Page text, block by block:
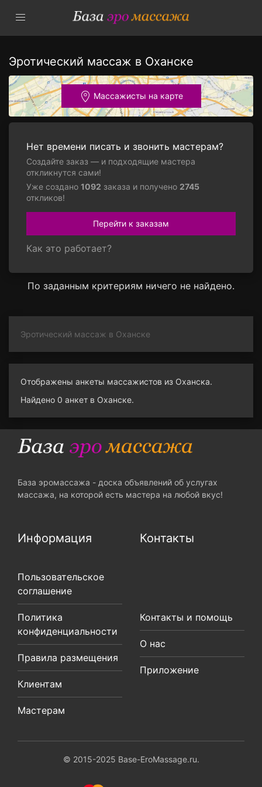
Эротический массаж в Оханске
Массажисты на карте
Нет времени писать и звонить мастерам?
Создайте заказ — и подходящие мастера
откликнутся сами!
Уже создано 1092 заказа и получено 2745
откликов!
Перейти к заказам
Как это работает?
По заданным критериям ничего не найдено.
Эротический массаж в Оханске
Отображены анкеты массажистов из Оханска.
Найдено 0 анкет в Оханске.
База эромассажа - доска объявлений об услугах
массажа, на которой есть мастера на любой вкус!
Информация
Пользовательское
соглашение
Политика
конфиденциальности
Правила размещения
Клиентам
Мастерам
Контакты
Контакты и помощь
О нас
Приложение
© 2015-2025 Base-EroMassage.ru.